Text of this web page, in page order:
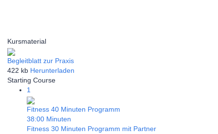
Kursmaterial
Begleitblatt zur Praxis
422 kb Herunterladen
Starting Course
1
Fitness 40 Minuten Programm
38:00 Minuten
Fitness 30 Minuten Programm mit Partner